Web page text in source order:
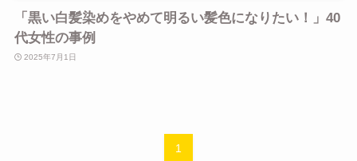
「黒い白髪染めをやめて明るい髪色になりたい！」40
代女性の事例
2025年7月1日
1